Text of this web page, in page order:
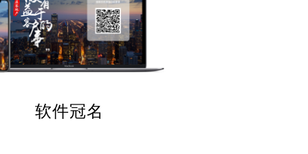
软件冠名